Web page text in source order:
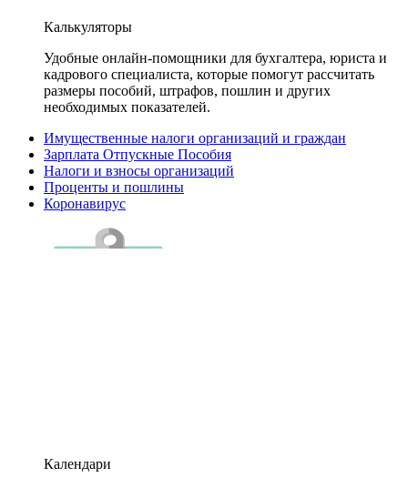
Калькуляторы
Удобные онлайн-помощники для бухгалтера, юриста и
кадрового специалиста, которые помогут рассчитать
размеры пособий, штрафов, пошлин и других
необходимых показателей.
Имущественные налоги организаций и граждан
Зарплата Отпускные Пособия
Налоги и взносы организаций
Проценты и пошлины
Коронавирус
Календари